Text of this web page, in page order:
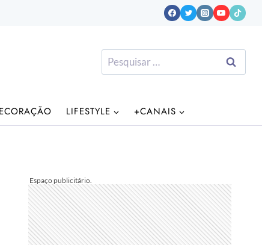
Pesquisar
por:
LIFESTYLE +CANAIS